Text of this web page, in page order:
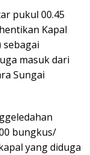
pukul 00.45
Kapal
sebagai
masuk dari
Sungai
bungkus/
yang diduga